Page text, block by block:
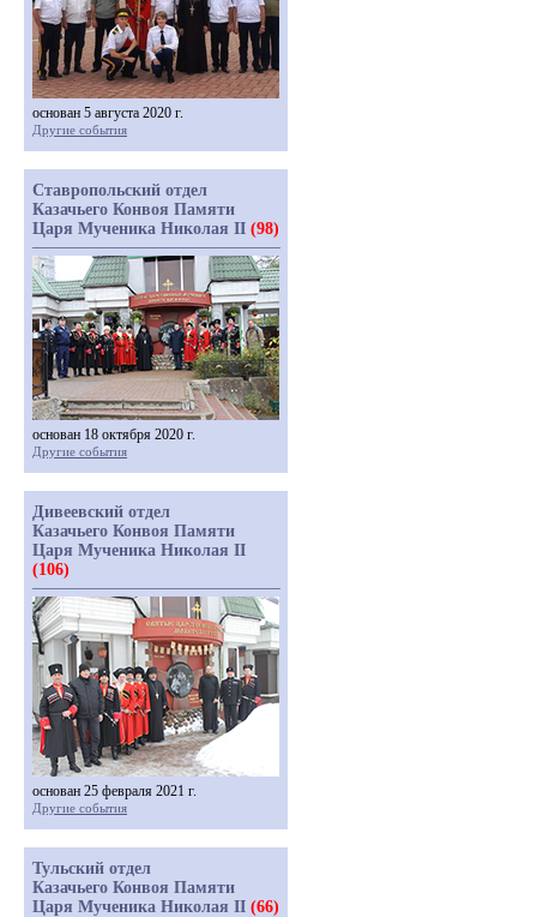
основан 5 августа 2020 г.
Другие события
Ставропольский отдел
Казачьего Конвоя Памяти
Царя Мученика Николая II (98)
основан 18 октября 2020 г.
Другие события
Дивеевский отдел
Казачьего Конвоя Памяти
Царя Мученика Николая II
(106)
основан 25 февраля 2021 г.
Другие события
Тульский отдел
Казачьего Конвоя Памяти
Царя Мученика Николая II (66)